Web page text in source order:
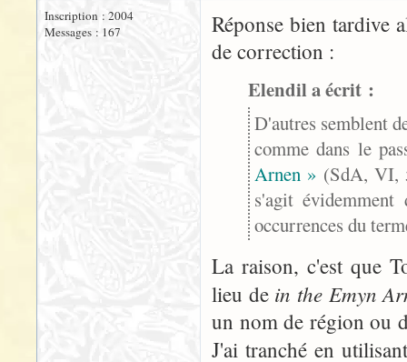
Inscription : 2004
Messages : 167
Réponse bien tardive
de correction :
Elendil a écrit :
D'autres semblent
comme dans le
Arnen » (SdA,
s'agit
occurrences du
La raison, c'est que
lieu de in the Emyn
un nom de région ou
J'ai tranché en